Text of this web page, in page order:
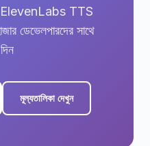
ElevenLabs TTS
ডেভেলপারদের সাথে
মূল্যতালিকা দেখুন